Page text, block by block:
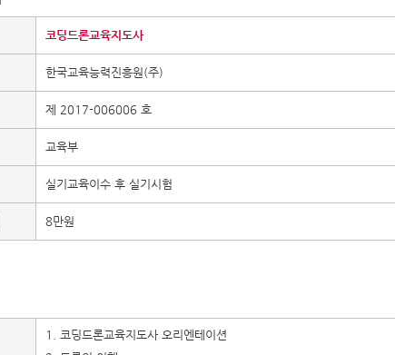
코딩드론교육지도사
한국교육능력진흥원(주)
제 2017-006006 호
교육부
실기교육이수 후 실기시험
8만원
1. 코딩드론교육지도사 오리엔테이션